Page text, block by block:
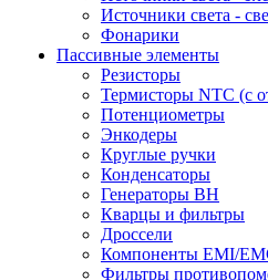
Источники света -
Фонарики
Пассивные элементы
Резисторы
Термисторы NTC (с
Потенциометры
Энкодеры
Круглые ручки
Конденсаторы
Генераторы ВН
Кварцы и фильтры
Дроссели
Компоненты EMI/
Фильтры